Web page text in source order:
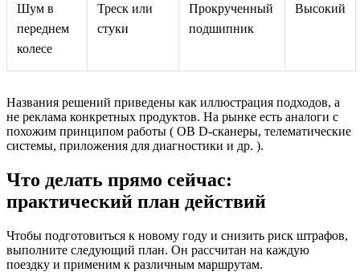
Шум в
переднем
колесе
Треск или
стуки
Прокрученный
подшипник
Высокий
Названия решений приведены как иллюстрация подходов, а
не реклама конкретных продуктов. На рынке есть аналоги с
похожим принципом работы ( OB D‑сканеры, телематические
системы, приложения для диагностики и др. ).
Что делать прямо сейчас:
практический план действий
Чтобы подготовиться к новому году и снизить риск штрафов,
выполните следующий план. Он рассчитан на каждую
поездку и применим к различным маршрутам.